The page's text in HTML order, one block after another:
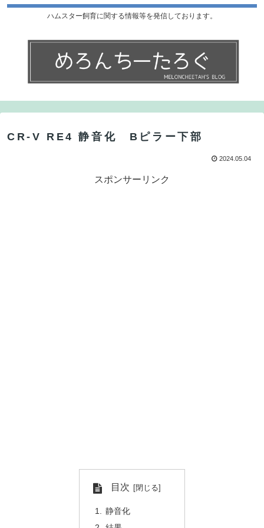
ハムスター飼育に関する情報等を発信しております。
CR-V RE4 静音化 Bピラー下部
2024.05.04
スポンサーリンク
目次
静音化